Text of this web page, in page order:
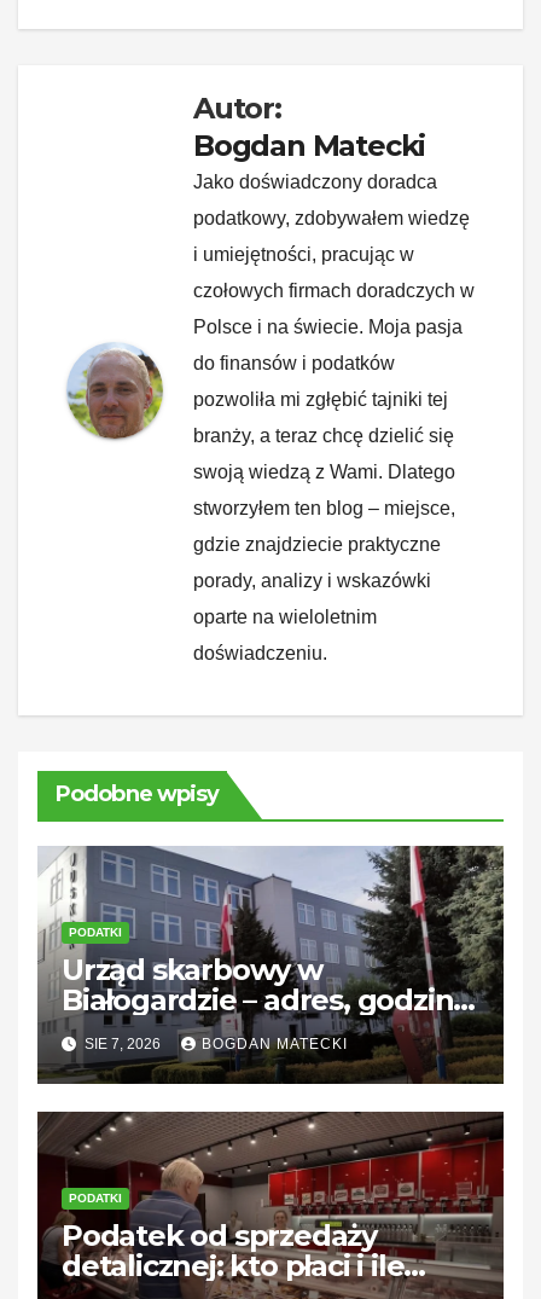
k
Autor:
Bogdan Matecki
Jako doświadczony doradca
podatkowy, zdobywałem wiedzę
i umiejętności, pracując w
czołowych firmach doradczych w
Polsce i na świecie. Moja pasja
do finansów i podatków
pozwoliła mi zgłębić tajniki tej
branży, a teraz chcę dzielić się
swoją wiedzą z Wami. Dlatego
stworzyłem ten blog – miejsce,
gdzie znajdziecie praktyczne
porady, analizy i wskazówki
oparte na wieloletnim
doświadczeniu.
Podobne wpisy
PODATKI
Urząd skarbowy w
Białogardzie – adres, godziny
i kontakt
SIE 7, 2026 BOGDAN MATECKI
PODATKI
Podatek od sprzedaży
detalicznej: kto płaci i ile